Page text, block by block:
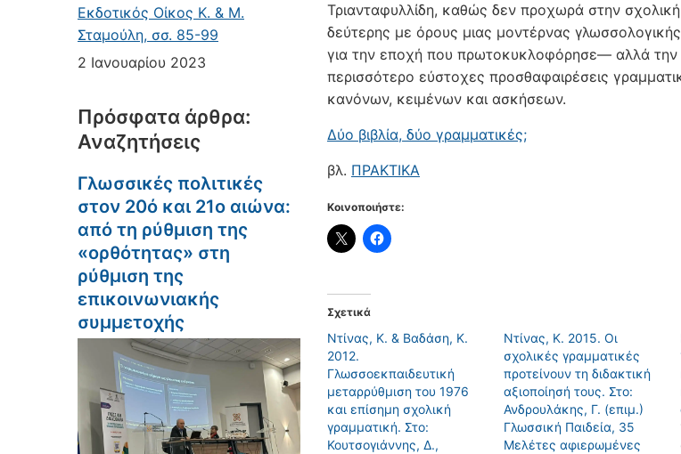
Εκδοτικός Οίκος Κ. & Μ.
Σταμούλη, σσ. 85-99
2 Ιανουαρίου 2023
Πρόσφατα άρθρα:
Αναζητήσεις
Γλωσσικές πολιτικές
στον 20ό και 21ο αιώνα:
από τη ρύθμιση της
«ορθότητας» στη
ρύθμιση της
επικοινωνιακής
συμμετοχής
Τριανταφυλλίδη, καθώς δεν προχωρά στην
δεύτερης με όρους μιας μοντέρνας
για την εποχή που πρωτοκυκλοφόρησε― αλλά την
περισσότερο εύστοχες προσθαφαιρέσεις
κανόνων, κειμένων και ασκήσεων.
Δύο βιβλία, δύο γραμματικές;
βλ. ΠΡΑΚΤΙΚΑ
Κοινοποιήστε:
Σχετικά
Ντίνας, Κ. & Βαδάση, Κ.
2012.
Γλωσσοεκπαιδευτική
μεταρρύθμιση του 1976
και επίσημη σχολική
γραμματική. Στο:
Κουτσογιάννης, Δ.,
Ντίνας, Κ. 2015. Οι
σχολικές γραμματικές
προτείνουν τη διδακτική
αξιοποίησή τους. Στο:
Ανδρουλάκης, Γ. (επιμ.)
Γλωσσική Παιδεία, 35
Μελέτες αφιερωμένες